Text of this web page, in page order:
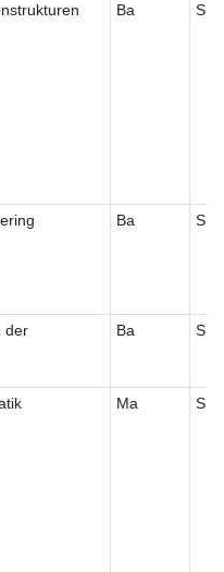
Ba S
Ba S
der
Ba S
Ma S